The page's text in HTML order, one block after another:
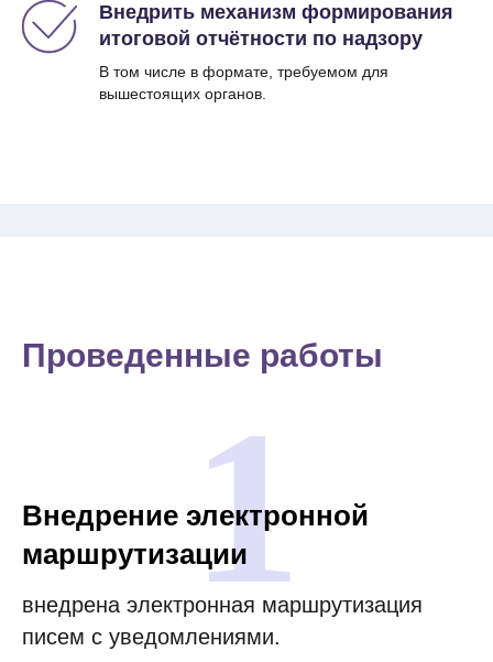
Внедрить механизм формирования
итоговой отчётности по надзору
В том числе в формате, требуемом для
вышестоящих органов.
Проведенные работы
Внедрение электронной
маршрутизации
внедрена электронная маршрутизация
писем с уведомлениями.
1